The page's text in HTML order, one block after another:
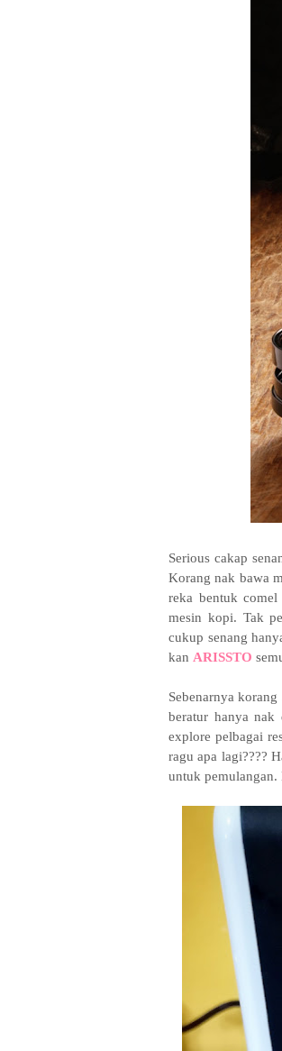
Serious cakap
Korang nak bawa
reka bentuk
mesin kopi. Tak
cukup senang
kan ARISSTO
Sebenarnya
beratur hanya nak
explore pelbagai
ragu apa lagi????
untuk